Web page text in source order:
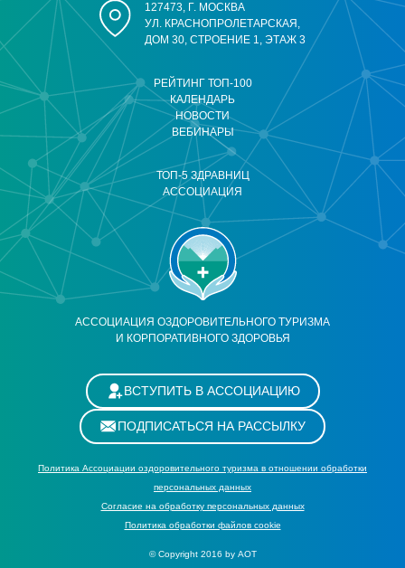
АССОЦИАЦИЯ ОЗДОРОВИТЕЛЬНОГО ТУРИЗМА
И КОРПОРАТИВНОГО ЗДОРОВЬЯ
РЕЙТИНГ ТОП-100
КАЛЕНДАРЬ
НОВОСТИ
ВЕБИНАРЫ
ТОП-5 ЗДРАВНИЦ
АССОЦИАЦИЯ
127473, Г. МОСКВА
УЛ. КРАСНОПРОЛЕТАРСКАЯ,
ДОМ 30, СТРОЕНИЕ 1, ЭТАЖ 3
ВСТУПИТЬ В АССОЦИАЦИЮ
ПОДПИСАТЬСЯ НА РАССЫЛКУ
Политика Ассоциации оздоровительного туризма в отношении обработки
персональных данных
Cогласие на обработку персональных данных
Политика обработки файлов cookie
© Copyright 2016 by АОТ